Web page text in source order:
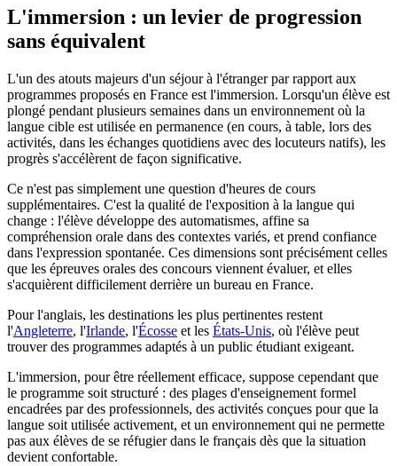
L'immersion : un levier de progression
sans équivalent
L'un des atouts majeurs d'un séjour à l'étranger par rapport aux
programmes proposés en France est l'immersion. Lorsqu'un élève est
plongé pendant plusieurs semaines dans un environnement où la
langue cible est utilisée en permanence (en cours, à table, lors des
activités, dans les échanges quotidiens avec des locuteurs natifs), les
progrès s'accélèrent de façon significative.
Ce n'est pas simplement une question d'heures de cours
supplémentaires. C'est la qualité de l'exposition à la langue qui
change : l'élève développe des automatismes, affine sa
compréhension orale dans des contextes variés, et prend confiance
dans l'expression spontanée. Ces dimensions sont précisément celles
que les épreuves orales des concours viennent évaluer, et elles
s'acquièrent difficilement derrière un bureau en France.
Pour l'anglais, les destinations les plus pertinentes restent
l'Angleterre, l'Irlande, l'Écosse et les États-Unis, où l'élève peut
trouver des programmes adaptés à un public étudiant exigeant.
L'immersion, pour être réellement efficace, suppose cependant que
le programme soit structuré : des plages d'enseignement formel
encadrées par des professionnels, des activités conçues pour que la
langue soit utilisée activement, et un environnement qui ne permette
pas aux élèves de se réfugier dans le français dès que la situation
devient confortable.